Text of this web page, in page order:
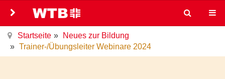
Startseite
Neues zur Bildung
Trainer-/Übungsleiter Webinare 2024